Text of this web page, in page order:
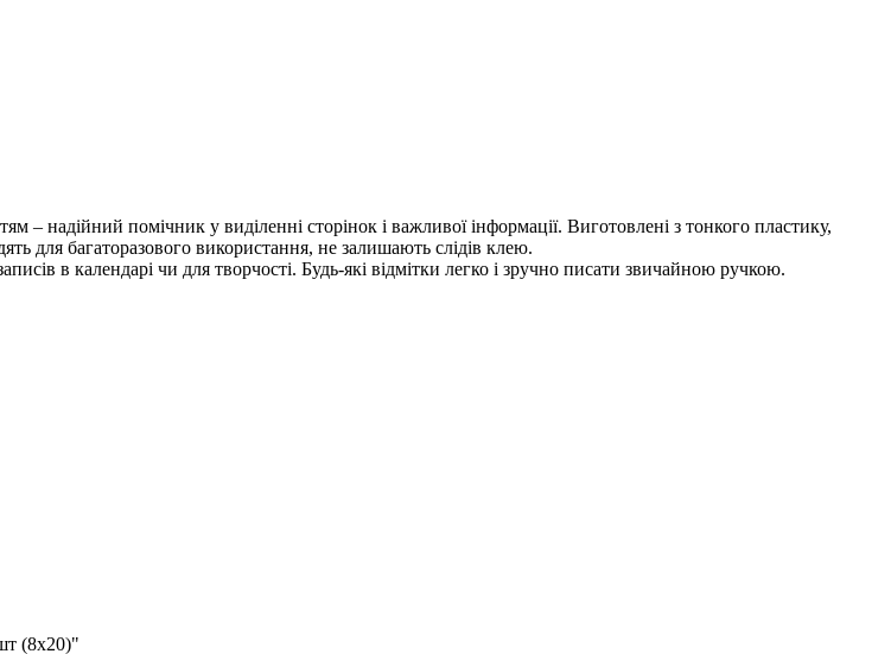
– надійний помічник у виділенні сторінок і важливої інформації. Виготовлені з тонкого пластику,
для багаторазового використання, не залишають слідів клею.
в календарі чи для творчості. Будь-які відмітки легко і зручно писати звичайною ручкою.
(8х20)"